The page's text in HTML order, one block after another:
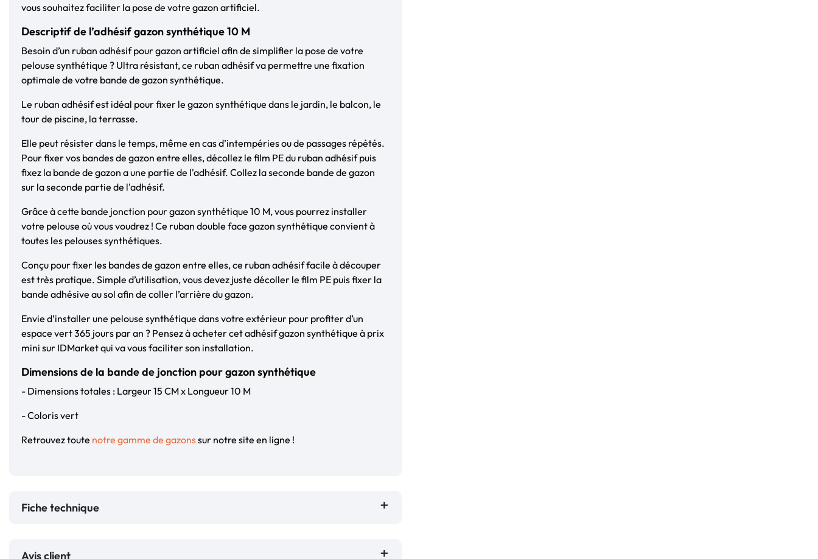
vous souhaitez faciliter la pose de votre gazon artificiel.
Descriptif de l’adhésif gazon synthétique 10 M
Besoin d’un ruban adhésif pour gazon artificiel afin de simplifier la pose de votre
pelouse synthétique ? Ultra résistant, ce ruban adhésif va permettre une fixation
optimale de votre bande de gazon synthétique.
Le ruban adhésif est idéal pour fixer le gazon synthétique dans le jardin, le balcon, le
tour de piscine, la terrasse.
Elle peut résister dans le temps, même en cas d’intempéries ou de passages répétés.
Pour fixer vos bandes de gazon entre elles, décollez le film PE du ruban adhésif puis
fixez la bande de gazon a une partie de l'adhésif. Collez la seconde bande de gazon
sur la seconde partie de l'adhésif.
Grâce à cette bande jonction pour gazon synthétique 10 M, vous pourrez installer
votre pelouse où vous voudrez ! Ce ruban double face gazon synthétique convient à
toutes les pelouses synthétiques.
Conçu pour fixer les bandes de gazon entre elles, ce ruban adhésif facile à découper
est très pratique. Simple d’utilisation, vous devez juste décoller le film PE puis fixer la
bande adhésive au sol afin de coller l’arrière du gazon.
Envie d’installer une pelouse synthétique dans votre extérieur pour profiter d’un
espace vert 365 jours par an ? Pensez à acheter cet adhésif gazon synthétique à prix
mini sur IDMarket qui va vous faciliter son installation.
Dimensions de la bande de jonction pour gazon synthétique
- Dimensions totales : Largeur 15 CM x Longueur 10 M
- Coloris vert
Retrouvez toute notre gamme de gazonssur notre site en ligne !
Fiche technique
Avis client